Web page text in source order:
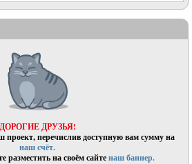
ДОРОГИЕ ДРУЗЬЯ!
перечислив доступную вам сумму на
наш счёт.
разместить на своём сайтенаш баннер.